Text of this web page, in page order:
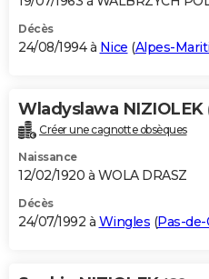
Décès
24/08/1994 à Nice (Alpes-
Wladyslawa NIZIOLEK
Créer une cagnotte obsèques
Naissance
12/02/1920 à WOLA DRASZ
Décès
24/07/1992 à Wingles (Pas-de-